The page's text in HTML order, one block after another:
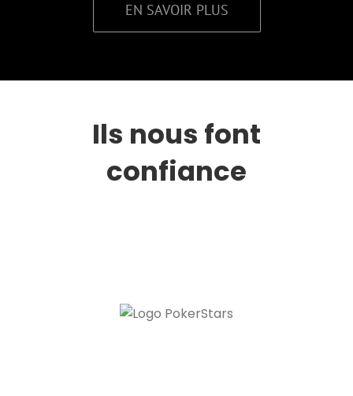
EN SAVOIR PLUS
Ils nous font
confiance